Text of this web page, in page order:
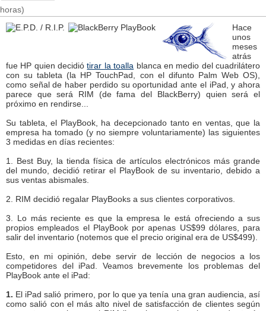
horas)
Hace
unos
meses
atrás
fue HP quien decidiótirar la toalla blanca en medio del cuadrilátero
con su tableta (la HP TouchPad, con el difunto Palm Web OS),
como señal de haber perdido su oportunidad ante el iPad, y ahora
parece que será RIM (de fama del BlackBerry) quien será el
próximo en rendirse...
Su tableta, el PlayBook, ha decepcionado tanto en ventas, que la
empresa ha tomado (y no siempre voluntariamente) las siguientes
3 medidas en días recientes:
1. Best Buy, la tienda física de artículos electrónicos más grande
del mundo, decidió retirar el PlayBook de su inventario, debido a
sus ventas abismales.
2. RIM decidió regalar PlayBooks a sus clientes corporativos.
3. Lo más reciente es que la empresa le está ofreciendo a sus
propios empleados el PlayBook por apenas US$99 dólares, para
salir del inventario (notemos que el precio original era de US$499).
Esto, en mi opinión, debe servir de lección de negocios a los
competidores del iPad. Veamos brevemente los problemas del
PlayBook ante el iPad:
1. El iPad salió primero, por lo que ya tenía una gran audiencia, así
como salió con el más alto nivel de satisfacción de clientes según